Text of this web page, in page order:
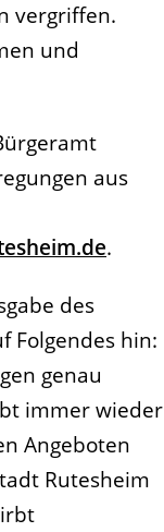
vergriffen.
und
aus
.
des
Folgendes hin:
genau
immer wieder
Angeboten
Rutesheim